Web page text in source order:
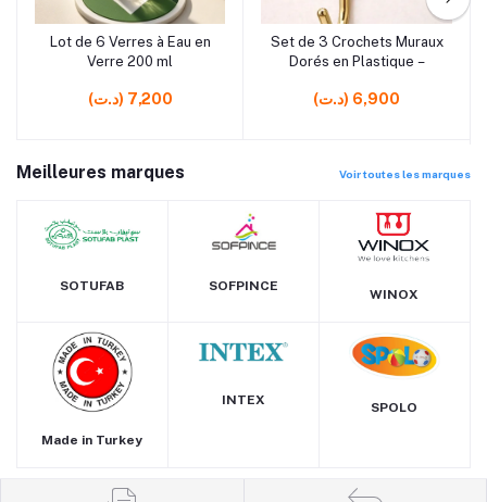
rrrrrr5
Ajouter au panier
Lot de 6 Verres à Eau en
Verre 200 ml
(د.ت) 7,200
rrrrrr4 rrrrrr5
Ajouter au panier
Set de 3 Crochets Muraux
Dorés en Plastique –
(د.ت) 6,900
Meilleures marques Voir toutes les marques
SOTUFAB SOFPINCE
WINOX
Made in Turkey
INTEX
SPOLO